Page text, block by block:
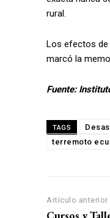
rural.
Los efectos de
marcó la
Fuente:
TAGS
terremoto
Artículo anterior